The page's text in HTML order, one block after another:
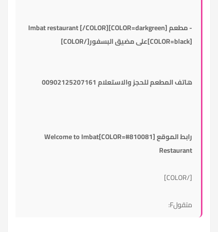
- مطعم [COLOR=darkgreen]Imbat restaurant [/COLOR]
[COLOR=black]على مضيق البسفور[/COLOR]
هاتف المطعم للحجز والاستعلام 00902125207161
رابط الموقع
[COLOR=#810081]Welcome to Imbat
Restaurant
[/COLOR]
متقولF: